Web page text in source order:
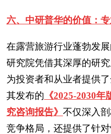
六、中研普华的价值：
在露营旅游行业蓬勃发
研究院凭借其深厚的研
为投资者和从业者提供
其发布的 《2025-2030
究咨询报告》 不仅深入
竞争格局，还提供了针